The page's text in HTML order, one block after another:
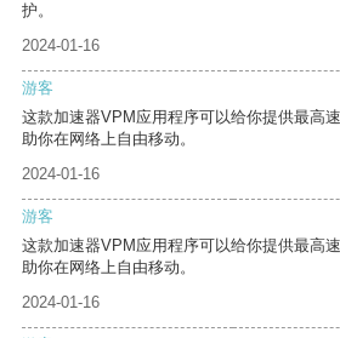
护。
2024-01-16
游客
这款加速器VPM应用程序可以给你提供最高
助你在网络上自由移动。
2024-01-16
游客
这款加速器VPM应用程序可以给你提供最高
助你在网络上自由移动。
2024-01-16